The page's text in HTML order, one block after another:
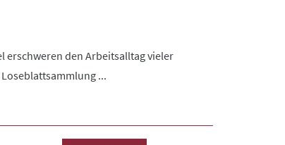
erschweren den Arbeitsalltag vieler
...